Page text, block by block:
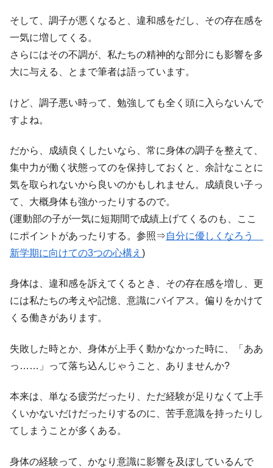
そして、調子が悪くなると、違和感をだし、その存在感を
一気に増してくる。
さらにはその不調が、私たちの精神的な部分にも影響を多
大に与える、とまで筆者は語っています。
けど、調子悪い時って、勉強しても全く頭に入らないんで
すよね。
だから、成績良くしたいなら、常に身体の調子を整えて、
集中力が働く状態ってのを保持しておくと、余計なことに
気を取られないから良いのかもしれません。成績良い子っ
て、大概身体も強かったりするので。
(運動部の子が一気に短期間で成績上げてくるのも、ここ
にポイントがあったりする。参照⇒自分に優しくなろう
新学期に向けての3つの心構え )
身体は、違和感を訴えてくるとき、その存在感を増し、更
には私たちの考えや記憶、意識にバイアス。偏りをかけて
くる働きがあります。
失敗した時とか、身体が上手く動かなかった時に、「ああ
っ……」って落ち込んじゃうこと、ありませんか?
本来は、単なる疲労だったり、ただ経験が足りなくて上手
くいかないだけだったりするのに、苦手意識を持ったりし
てしまうことが多くある。
身体の経験って、かなり意識に影響を及ぼしているんで